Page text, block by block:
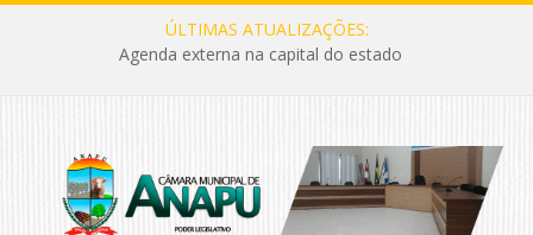
ÚLTIMAS ATUALIZAÇÕES:
Agenda externa na capital do estado